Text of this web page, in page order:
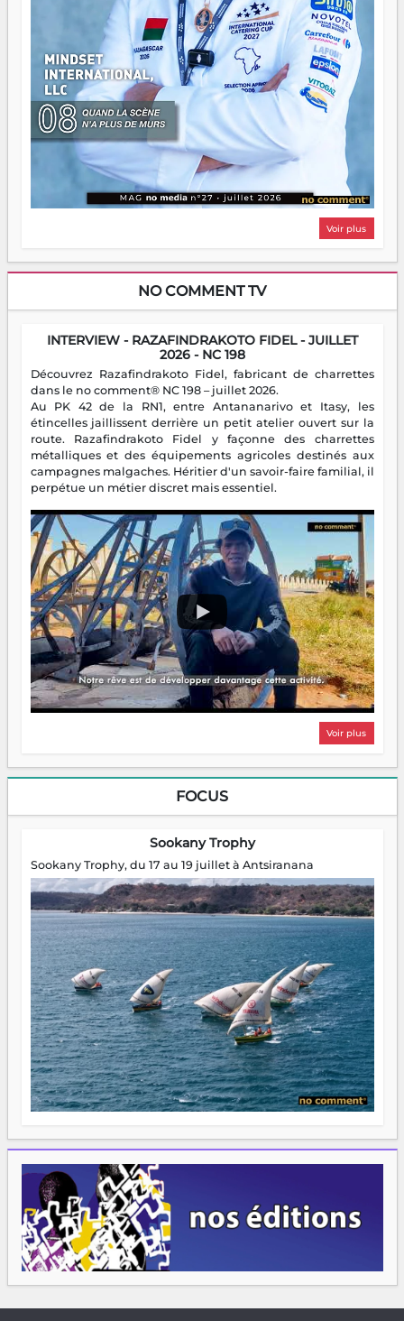
Voir plus
NO COMMENT TV
INTERVIEW - RAZAFINDRAKOTO FIDEL - JUILLET
2026 - NC 198
Découvrez Razafindrakoto Fidel, fabricant de charrettes
dans le no comment® NC 198 – juillet 2026.
Au PK 42 de la RN1, entre Antananarivo et Itasy, les
étincelles jaillissent derrière un petit atelier ouvert sur la
route. Razafindrakoto Fidel y façonne des charrettes
métalliques et des équipements agricoles destinés aux
campagnes malgaches. Héritier d'un savoir-faire familial, il
perpétue un métier discret mais essentiel.
Voir plus
FOCUS
Sookany Trophy
Sookany Trophy, du 17 au 19 juillet à Antsiranana